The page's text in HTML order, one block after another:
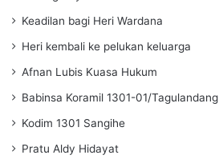
Keadilan bagi Heri Wardana
Heri kembali ke pelukan keluarga
Afnan Lubis Kuasa Hukum
Babinsa Koramil 1301-01/Tagulandang
Kodim 1301 Sangihe
Pratu Aldy Hidayat